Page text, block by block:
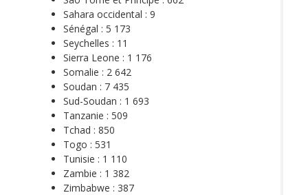
Sahara occidental : 9
Sénégal : 5 173
Seychelles : 11
Sierra Leone : 1 176
Somalie : 2 642
Soudan : 7 435
Sud-Soudan : 1 693
Tanzanie : 509
Tchad : 850
Togo : 531
Tunisie : 1 110
Zambie : 1 382
Zimbabwe : 387